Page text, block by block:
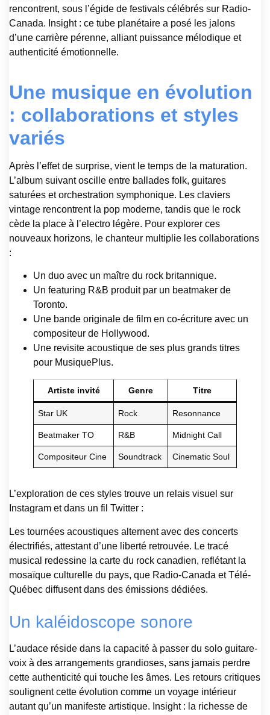
rencontrent, sous l’égide de festivals célébrés sur Radio-
Canada. Insight : ce tube planétaire a posé les jalons
d’une carrière pérenne, alliant puissance mélodique et
authenticité émotionnelle.
Une musique en évolution
: collaborations et styles
variés
Après l’effet de surprise, vient le temps de la maturation.
L’album suivant oscille entre ballades folk, guitares
saturées et orchestration symphonique. Les claviers
vintage rencontrent la pop moderne, tandis que le rock
cède la place à l’electro légère. Pour explorer ces
nouveaux horizons, le chanteur multiplie les collaborations
:
Un duo avec un maître du rock britannique.
Un featuring R&B produit par un beatmaker de
Toronto.
Une bande originale de film en co-écriture avec un
compositeur de Hollywood.
Une revisite acoustique de ses plus grands titres
pour MusiquePlus.
Artiste invité Genre Titre
Star UK Rock Resonnance
Beatmaker TO R&B Midnight Call
Compositeur Cine Soundtrack Cinematic Soul
L’exploration de ces styles trouve un relais visuel sur
Instagram et dans un fil Twitter :
Les tournées acoustiques alternent avec des concerts
électrifiés, attestant d’une liberté retrouvée. Le tracé
musical redessine la carte du rock canadien, reflétant la
mosaïque culturelle du pays, que Radio-Canada et Télé-
Québec diffusent dans des émissions dédiées.
Un kaléidoscope sonore
L’audace réside dans la capacité à passer du solo guitare-
voix à des arrangements grandioses, sans jamais perdre
cette authenticité qui touche les âmes. Les retours critiques
soulignent cette évolution comme un voyage intérieur
autant qu’un manifeste artistique. Insight : la richesse de